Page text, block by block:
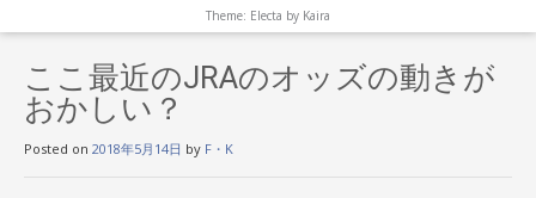
Theme: Electa by Kaira
ここ最近のJRAのオッズの動きが
おかしい？
Posted on 2018年5月14日 by F・K